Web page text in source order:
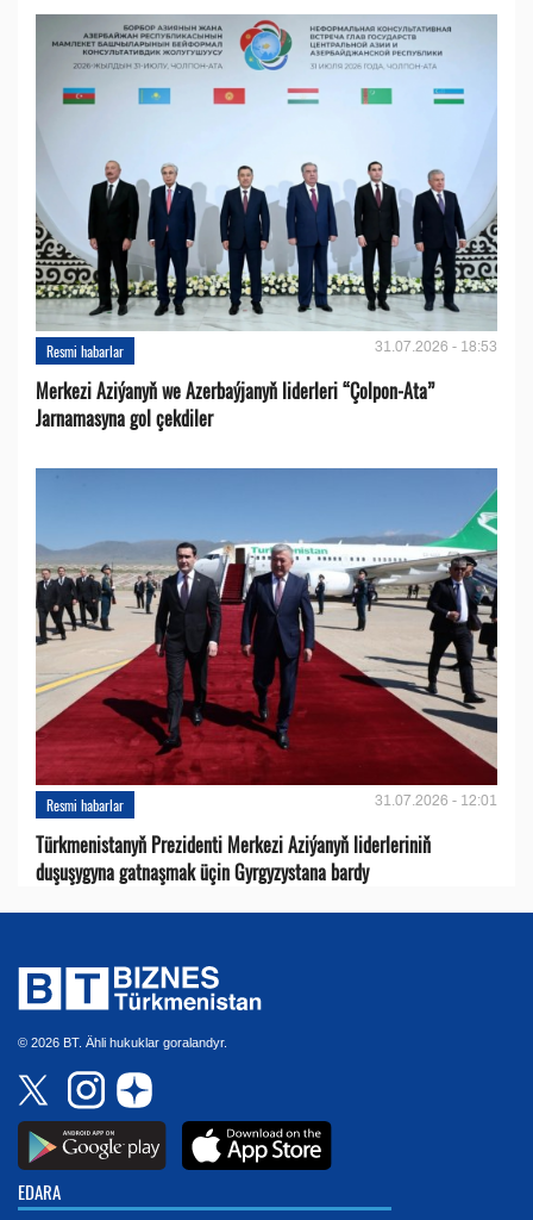
Resmi habarlar 31.07.2026 - 18:53
Merkezi Aziýanyň we Azerbaýjanyň liderleri “Çolpon-Ata”
Jarnamasyna gol çekdiler
Resmi habarlar 31.07.2026 - 12:01
Türkmenistanyň Prezidenti Merkezi Aziýanyň liderleriniň
duşuşygyna gatnaşmak üçin Gyrgyzystana bardy
© 2026 BT. Ähli hukuklar goralandyr.
EDARA